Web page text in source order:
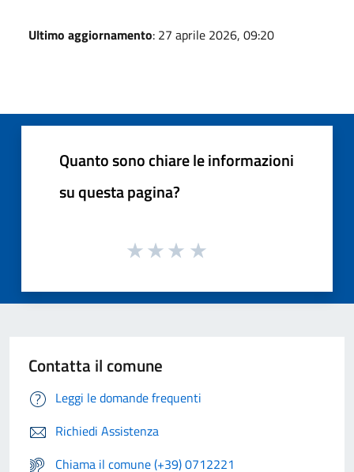
Ultimo aggiornamento: 27 aprile 2026, 09:20
Quanto sono chiare le informazioni
su questa pagina?
Contatta il comune
Leggi le domande frequenti
Richiedi Assistenza
Chiama il comune (+39) 0712221